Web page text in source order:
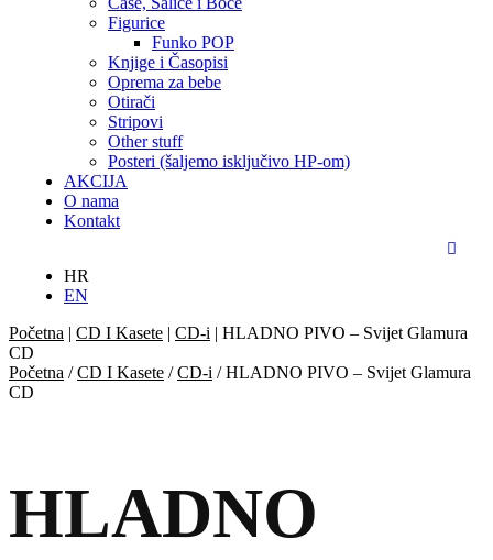
Figurice
Funko POP
Knjige i Časopisi
Oprema za bebe
Otirači
Stripovi
Other stuff
Posteri (šaljemo isključivo HP-om)
AKCIJA
O nama
Kontakt
HR
EN
Početna | CD I Kasete | CD-i | HLADNO PIVO – Svijet Glamura
CD
Početna /CD I Kasete /CD-i / HLADNO PIVO – Svijet Glamura
CD
HLADNO